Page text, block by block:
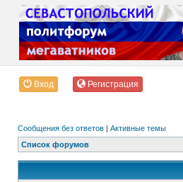
Вход Регистрация
Сообщения без ответов | Активные темы
Список форумов